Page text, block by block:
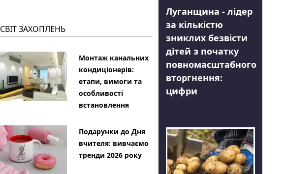
СВІТ ЗАХОПЛЕНЬ
Монтаж канальних
кондиціонерів:
етапи, вимоги та
особливості
встановлення
Подарунки до Дня
вчителя: вивчаємо
тренди 2026 року
Луганщина - лідер
за кількістю
зниклих безвісти
дітей з початку
повномасштабного
вторгнення:
цифри